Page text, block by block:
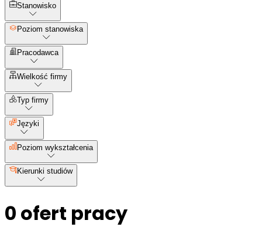
Stanowisko
Poziom stanowiska
Pracodawca
Wielkość firmy
Typ firmy
Języki
Poziom wykształcenia
Kierunki studiów
0 ofert pracy